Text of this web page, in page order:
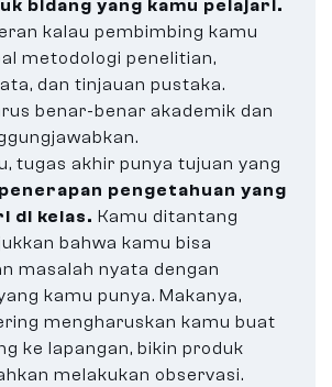
bidang yang kamu pelajari.
kalau pembimbing kamu
metodologi penelitian,
dan tinjauan pustaka.
benar-benar akademik dan
tugas akhir punya tujuan yang
penerapan pengetahuan yang
di kelas. Kamu ditantang
bahwa kamu bisa
masalah nyata dengan
kamu punya. Makanya,
mengharuskan kamu buat
ke lapangan, bikin produk
melakukan observasi.